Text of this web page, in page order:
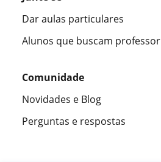
Dar aulas particulares
Alunos que buscam professor
Comunidade
Novidades e Blog
Perguntas e respostas